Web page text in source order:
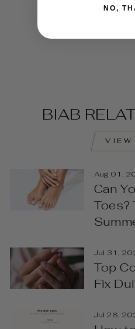
1 2
BIAB
VIEW
Aug 01,
Can
Toes?
Jul 31,
Top
Fix
Jul 28,
NO,